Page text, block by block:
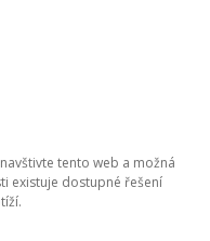
tento web a možná
existuje dostupné řešení